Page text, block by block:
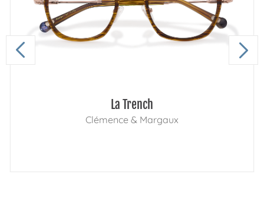
La Trench
Clémence & Margaux